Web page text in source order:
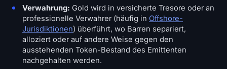
Verwahrung: Gold wird in versicherte Tresore oder an
professionelle Verwahrer (häufig in Offshore-
Jurisdiktionen) überführt, wo Barren separiert,
alloziert oder auf andere Weise gegen den
ausstehenden Token-Bestand des Emittenten
nachgehalten werden.